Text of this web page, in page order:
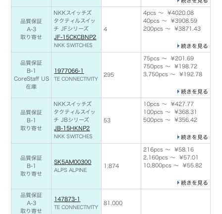
品質保証
A-3
取り寄せ
NKKスイッチズ
タクティルスイッ
チ JFシリーズ
JF-15CKCBNP2
NKK SWITCHES
4
4pcs ～ ¥4020.08
40pcs ～ ¥3908.59
200pcs ～ ¥3871.43
続きを見る
品質保証
B-1
CoreStaff US
在庫
1977066-1
TE CONNECTIVITY
295
75pcs ～ ¥201.69
750pcs ～ ¥198.72
3,750pcs ～ ¥192.78
続きを見る
品質保証
B-1
取り寄せ
NKKスイッチズ
タクティルスイッ
チ JBシリーズ
JB-15HKNP2
NKK SWITCHES
53
10pcs ～ ¥427.77
100pcs ～ ¥368.31
500pcs ～ ¥356.42
続きを見る
品質保証
B-1
取り寄せ
SK5AM00300
ALPS ALPINE
1,874
216pcs ～ ¥58.16
2,160pcs ～ ¥57.01
10,800pcs ～ ¥55.82
続きを見る
品質保証
A-3
取り寄せ
147873-1
TE CONNECTIVITY
81,000